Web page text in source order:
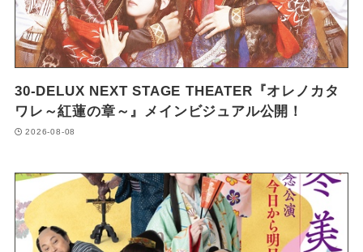
30-DELUX NEXT STAGE THEATER『オレノカタ
ワレ～紅蓮の章～』メインビジュアル公開！
2026-08-08